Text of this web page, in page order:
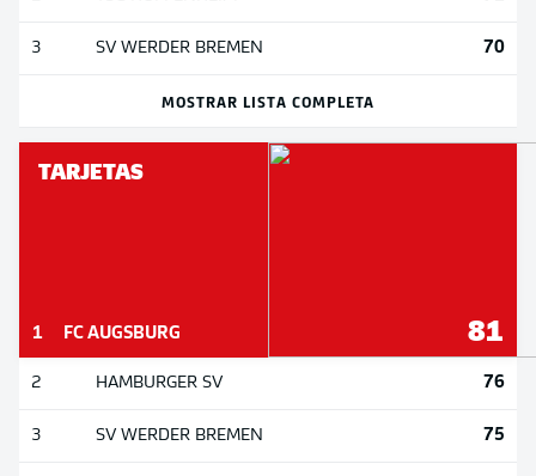
3 SV WERDER BREMEN 70
MOSTRAR LISTA COMPLETA
TARJETAS
1 FC AUGSBURG 81
2 HAMBURGER SV 76
3 SV WERDER BREMEN 75